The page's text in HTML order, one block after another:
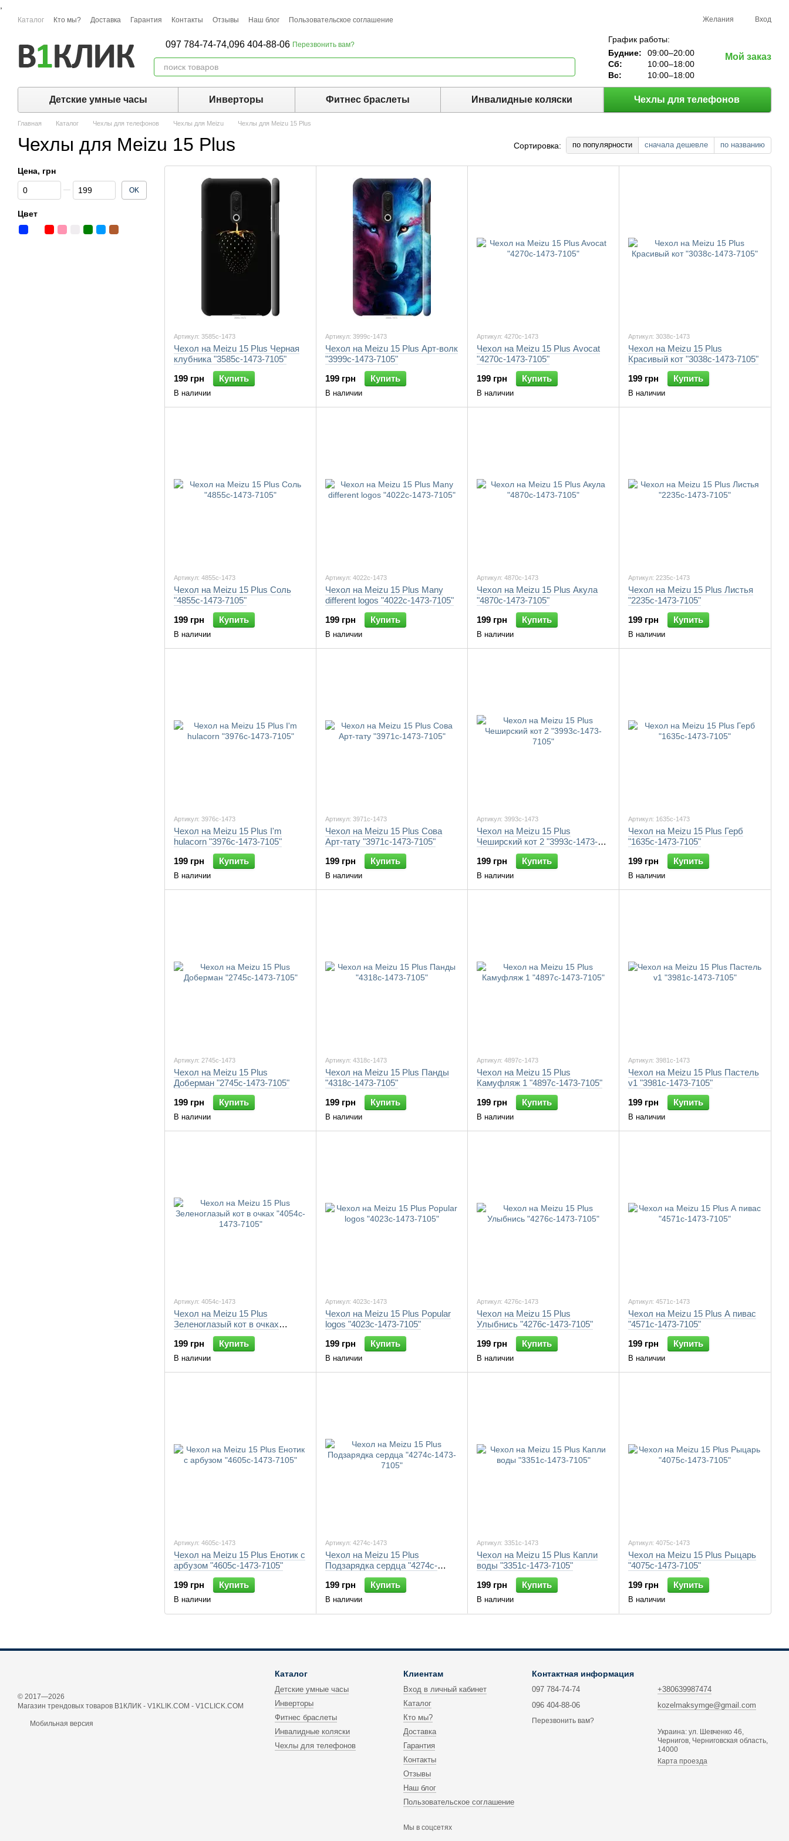
Перейти к основному контенту
Каталог Кто мы? Доставка Гарантия Контакты Отзывы Наш блог Пользовательское соглашение Желания Вход
097 784-74-74,096 404-88-06 Перезвонить вам?
График работы:
Будние:
09:00–20:00
Сб:
10:00–18:00
Вс:
10:00–18:00
Мой заказ
Детские умные часы Инверторы Фитнес браслеты Инвалидные коляски Чехлы для телефонов
Главная Каталог Чехлы для телефонов Чехлы для Meizu Чехлы для Meizu 15 Plus
Чехлы для Meizu 15 Plus Сортировка: по популярности сначала дешевле по названию
Артикул: 3585c-1473
Чехол на Meizu 15 Plus Черная
клубника "3585c-1473-7105"
199 грн
Купить
В наличии
Артикул: 3999c-1473
Чехол на Meizu 15 Plus Арт-волк
"3999c-1473-7105"
199 грн
Купить
В наличии
Артикул: 4270c-1473
Чехол на Meizu 15 Plus Avocat
"4270c-1473-7105"
199 грн
Купить
В наличии
Артикул: 3038c-1473
Чехол на Meizu 15 Plus
Красивый кот "3038c-1473-7105"
199 грн
Купить
В наличии
Артикул: 4855c-1473
Чехол на Meizu 15 Plus Соль
"4855c-1473-7105"
199 грн
Купить
В наличии
Артикул: 4022c-1473
Чехол на Meizu 15 Plus Many
different logos "4022c-1473-7105"
199 грн
Купить
В наличии
Артикул: 4870c-1473
Чехол на Meizu 15 Plus Акула
"4870c-1473-7105"
199 грн
Купить
В наличии
Артикул: 2235c-1473
Чехол на Meizu 15 Plus Листья
"2235c-1473-7105"
199 грн
Купить
В наличии
Артикул: 3976c-1473
Чехол на Meizu 15 Plus I'm
hulacorn "3976c-1473-7105"
199 грн
Купить
В наличии
Артикул: 3971c-1473
Чехол на Meizu 15 Plus Сова
Арт-тату "3971c-1473-7105"
199 грн
Купить
В наличии
Артикул: 3993c-1473
Чехол на Meizu 15 Plus
Чеширский кот 2 "3993c-1473-
199 грн
Купить
В наличии
Артикул: 1635c-1473
Чехол на Meizu 15 Plus Герб
"1635c-1473-7105"
199 грн
Купить
В наличии
Артикул: 2745c-1473
Чехол на Meizu 15 Plus
Доберман "2745c-1473-7105"
199 грн
Купить
В наличии
Артикул: 4318c-1473
Чехол на Meizu 15 Plus Панды
"4318c-1473-7105"
199 грн
Купить
В наличии
Артикул: 4897c-1473
Чехол на Meizu 15 Plus
Камуфляж 1 "4897c-1473-7105"
199 грн
Купить
В наличии
Артикул: 3981c-1473
Чехол на Meizu 15 Plus Пастель
v1 "3981c-1473-7105"
199 грн
Купить
В наличии
Артикул: 4054c-1473
Чехол на Meizu 15 Plus
Зеленоглазый кот в очках
"4054c-1473-7105"
199 грн
Купить
В наличии
Артикул: 4023c-1473
Чехол на Meizu 15 Plus Popular
logos "4023c-1473-7105"
199 грн
Купить
В наличии
Артикул: 4276c-1473
Чехол на Meizu 15 Plus
Улыбнись "4276c-1473-7105"
199 грн
Купить
В наличии
Артикул: 4571c-1473
Чехол на Meizu 15 Plus А пивас
"4571c-1473-7105"
199 грн
Купить
В наличии
Артикул: 4605c-1473
Чехол на Meizu 15 Plus Енотик с
арбузом "4605c-1473-7105"
199 грн
Купить
В наличии
Артикул: 4274c-1473
Чехол на Meizu 15 Plus
Подзарядка сердца "4274c-
1473-7105"
199 грн
Купить
В наличии
Артикул: 3351c-1473
Чехол на Meizu 15 Plus Капли
воды "3351c-1473-7105"
199 грн
Купить
В наличии
Артикул: 4075c-1473
Чехол на Meizu 15 Plus Рыцарь
"4075c-1473-7105"
199 грн
Купить
В наличии
Цена, грн
От Цена, грн
До Цена, грн OK
Цвет
© 2017—2026
Магазин трендовых товаров В1КЛИК - V1KLIK.COM - V1CLICK.COM
Мобильная версия
Каталог
Детские умные часы
Инверторы
Фитнес браслеты
Инвалидные коляски
Чехлы для телефонов
Клиентам
Вход в личный кабинет
Каталог
Кто мы?
Доставка
Гарантия
Контакты
Отзывы
Наш блог
Пользовательское соглашение
Мы в соцсетях
Контактная информация
097 784-74-74
096 404-88-06
Перезвонить вам?
+380639987474
kozelmaksymge@gmail.com
Украина: ул. Шевченко 46,
Чернигов, Черниговская область,
14000
Карта проезда